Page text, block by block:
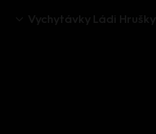
Vychytávky Ládi Hrušky